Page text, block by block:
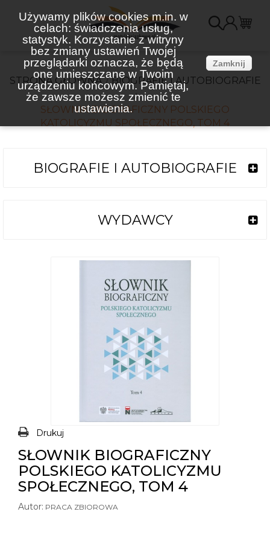
Używamy plików cookies m.in. w
celach: świadczenia usług,
statystyk. Korzystanie z witryny
bez zmiany ustawień Twojej
przeglądarki oznacza, że będą
one umieszczane w Twoim
urządzeniu końcowym. Pamiętaj,
że zawsze możesz zmienić te
ustawienia.
Zamknij
STRONA GŁÓWNA BIOGRAFIE I AUTOBIOGRAFIE
SŁOWNIK BIOGRAFICZNY POLSKIEGO
KATOLICYZMU SPOŁECZNEGO, TOM 4
BIOGRAFIE I AUTOBIOGRAFIE
WYDAWCY
Drukuj
SŁOWNIK BIOGRAFICZNY
POLSKIEGO KATOLICYZMU
SPOŁECZNEGO, TOM 4
Autor: PRACA ZBIOROWA